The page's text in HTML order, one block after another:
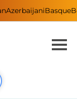
AzerbaijaniBasque